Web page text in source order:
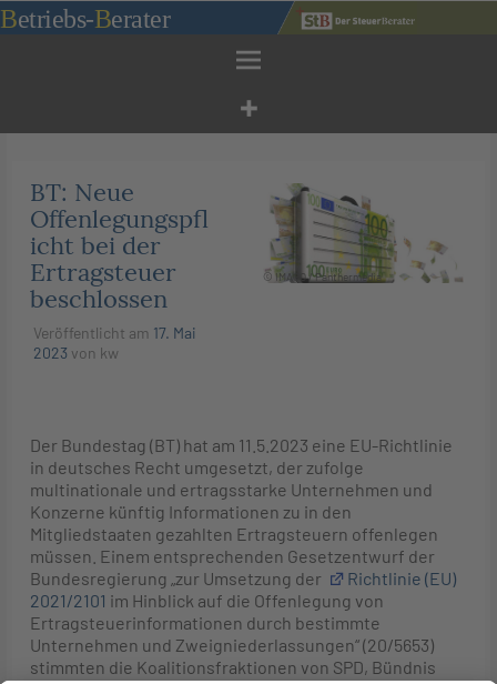
Zum
Inhalt
Betriebs-Berater
© IMAGO / Panthermedia
BT: Neue
Offenlegungspfl
icht bei der
Ertragsteuer
beschlossen
Veröffentlicht am 17. Mai
2023 von kw
Der Bundestag (BT) hat am 11.5.2023 eine EU-Richtlinie
in deutsches Recht umgesetzt, der zufolge
multinationale und ertragsstarke Unternehmen und
Konzerne künftig Informationen zu in den
Mitgliedstaaten gezahlten Ertragsteuern offenlegen
müssen. Einem entsprechenden Gesetzentwurf der
Bundesregierung „zur Umsetzung der
Richtlinie (EU)
2021/2101 im Hinblick auf die Offenlegung von
Ertragsteuerinformationen durch bestimmte
Unternehmen und Zweigniederlassungen“ (20/5653)
stimmten die Koalitionsfraktionen von SPD, Bündnis